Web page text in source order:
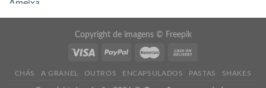
Copyright de imagens © Freepik
CHÁS A GRANEL OUTROS ENCAPSULADOS PASTAS SHAKES